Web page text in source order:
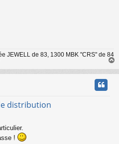
JEWELL de 83, 1300 MBK "CRS" de 84
a
u
distribution
!